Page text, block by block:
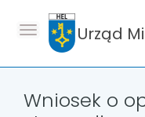
Urząd
Wniosek o